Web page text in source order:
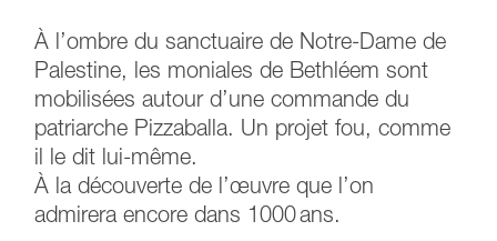
À l’ombre du sanctuaire de Notre-Dame de
Palestine, les moniales de Bethléem sont
mobilisées autour d’une commande du
patriarche Pizzaballa. Un projet fou, comme
il le dit lui-même.
À la découverte de l’œuvre que l’on
admirera encore dans 1000 ans.